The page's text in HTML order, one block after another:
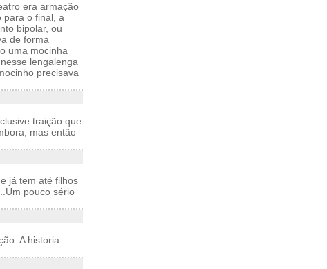
era armação
para o final, a
bipolar, ou
de forma
uma mocinha
lengalenga
precisava
traição que
mas então
já tem até filhos
pouco sério
A historia